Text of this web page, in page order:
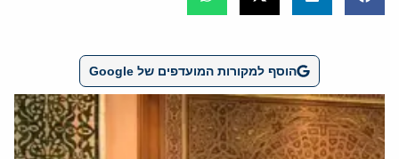
הוסף למקורות המועדפים של Google